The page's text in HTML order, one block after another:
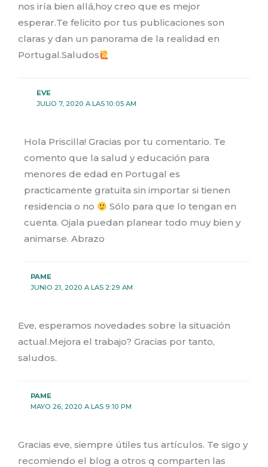
nos iría bien allá,hoy creo que es mejor
esperar.Te felicito por tus publicaciones son
claras y dan un panorama de la realidad en
Portugal.Saludos
EVE
JULIO 7, 2020 A LAS 10:05 AM
Hola Priscilla! Gracias por tu comentario. Te
comento que la salud y educación para
menores de edad en Portugal es
practicamente gratuita sin importar si tienen
residencia o no
Sólo para que lo tengan en
cuenta. Ojala puedan planear todo muy bien y
animarse. Abrazo
PAME
JUNIO 21, 2020 A LAS 2:29 AM
Eve, esperamos novedades sobre la situación
actual.Mejora el trabajo? Gracias por tanto,
saludos.
PAME
MAYO 26, 2020 A LAS 9:10 PM
Gracias eve, siempre útiles tus artículos. Te sigo y
recomiendo el blog a otros q comparten las